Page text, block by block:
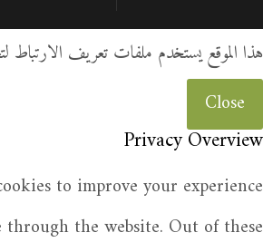
هذا الموقع يستخدم ملفات تعريف الارتباط
Close
Privacy Overview
to improve your experience
the website. Out of these